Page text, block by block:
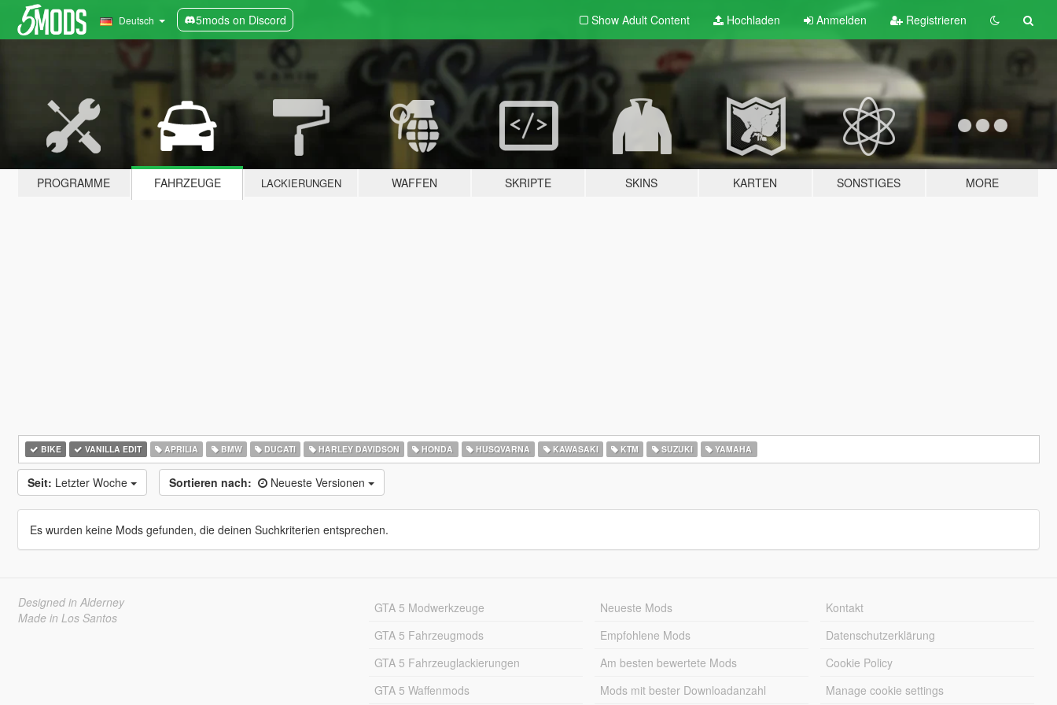
Deutsch 5mods on Discord Show Adult Content Hochladen Anmelden Registrieren
PROGRAMME FAHRZEUGE LACKIERUNGEN WAFFEN SKRIPTE SKINS KARTEN SONSTIGES MORE
BIKE VANILLA EDIT APRILIA BMW DUCATI HARLEY DAVIDSON HONDA HUSQVARNA KAWASAKI KTM SUZUKI YAMAHA
Seit: Letzter Woche Sortieren nach: Neueste Versionen
Es wurden keine Mods gefunden, die deinen Suchkriterien entsprechen.
Designed in Alderney
Made in Los Santos
GTA 5 Modwerkzeuge
GTA 5 Fahrzeugmods
GTA 5 Fahrzeuglackierungen
GTA 5 Waffenmods
Neueste Mods
Empfohlene Mods
Am besten bewertete Mods
Mods mit bester Downloadanzahl
Kontakt
Datenschutzerklärung
Cookie Policy
Manage cookie settings